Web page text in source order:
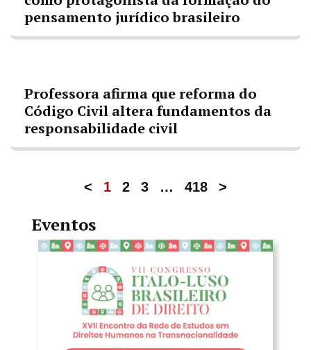
pensamento jurídico brasileiro
Professora afirma que reforma do
Código Civil altera fundamentos da
responsabilidade civil
< 1 2 3 … 418 >
Eventos